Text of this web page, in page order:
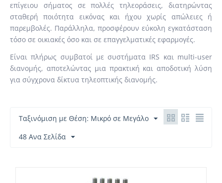
επίγειου σήματος σε πολλές τηλεοράσεις, διατηρώντας
σταθερή ποιότητα εικόνας και ήχου χωρίς απώλειες ή
παρεμβολές. Παράλληλα, προσφέρουν εύκολη εγκατάσταση
τόσο σε οικιακές όσο και σε επαγγελματικές εφαρμογές.
Είναι πλήρως συμβατοί με συστήματα IRS και multi-user
διανομής, αποτελώντας μια πρακτική και αποδοτική λύση
για σύγχρονα δίκτυα τηλεοπτικής διανομής.
Ταξινόμιση με Θέση: Μικρό σε Μεγάλο
48 Ανα Σελίδα